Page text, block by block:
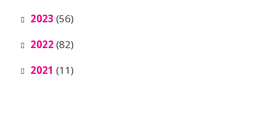
2023 (56)
2022 (82)
2021 (11)